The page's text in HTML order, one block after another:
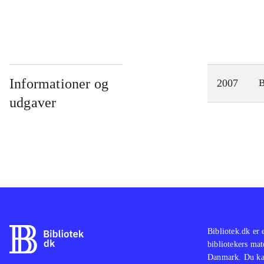
Informationer og
udgaver
2007
Bibliotek.dk er
bibliotekers
Danmark. Du